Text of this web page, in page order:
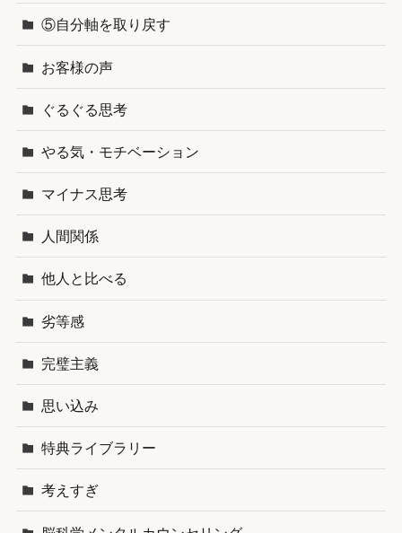
⑤自分軸を取り戻す
お客様の声
ぐるぐる思考
やる気・モチベーション
マイナス思考
人間関係
他人と比べる
劣等感
完璧主義
思い込み
特典ライブラリー
考えすぎ